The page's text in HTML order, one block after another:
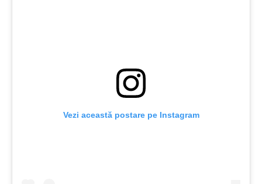
Vezi această postare pe Instagram